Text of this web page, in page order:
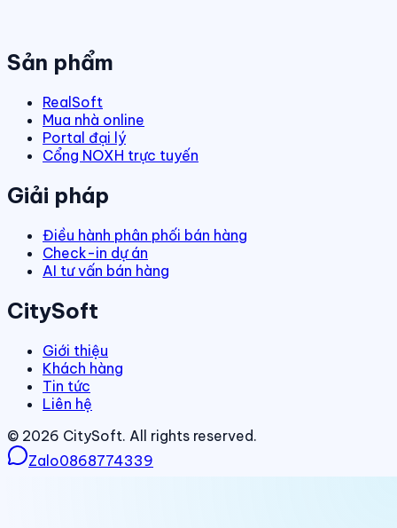
Sản phẩm
RealSoft
Mua nhà online
Portal đại lý
Cổng NOXH trực tuyến
Giải pháp
Điều hành phân phối bán hàng
Check-in dự án
AI tư vấn bán hàng
CitySoft
Giới thiệu
Khách hàng
Tin tức
Liên hệ
© 2026 CitySoft. All rights reserved.
Zalo0868774339